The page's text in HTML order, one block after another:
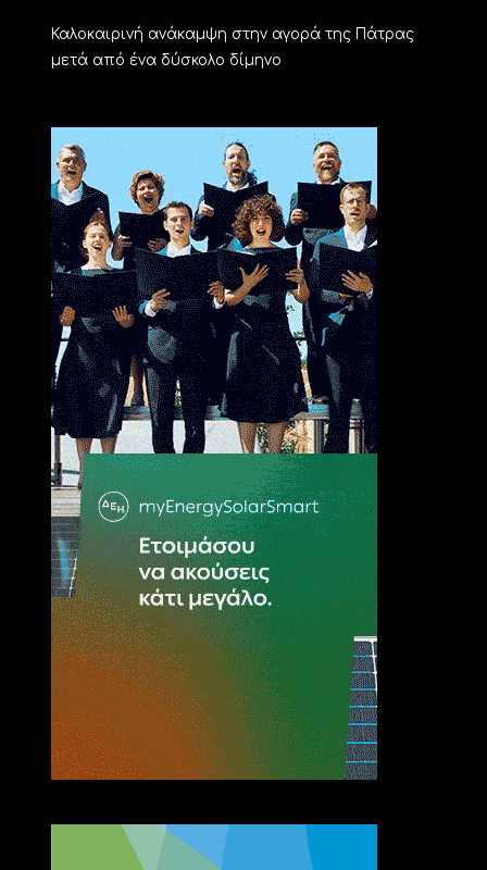
Καλοκαιρινή ανάκαμψη στην αγορά της Πάτρας
μετά από ένα δύσκολο δίμηνο